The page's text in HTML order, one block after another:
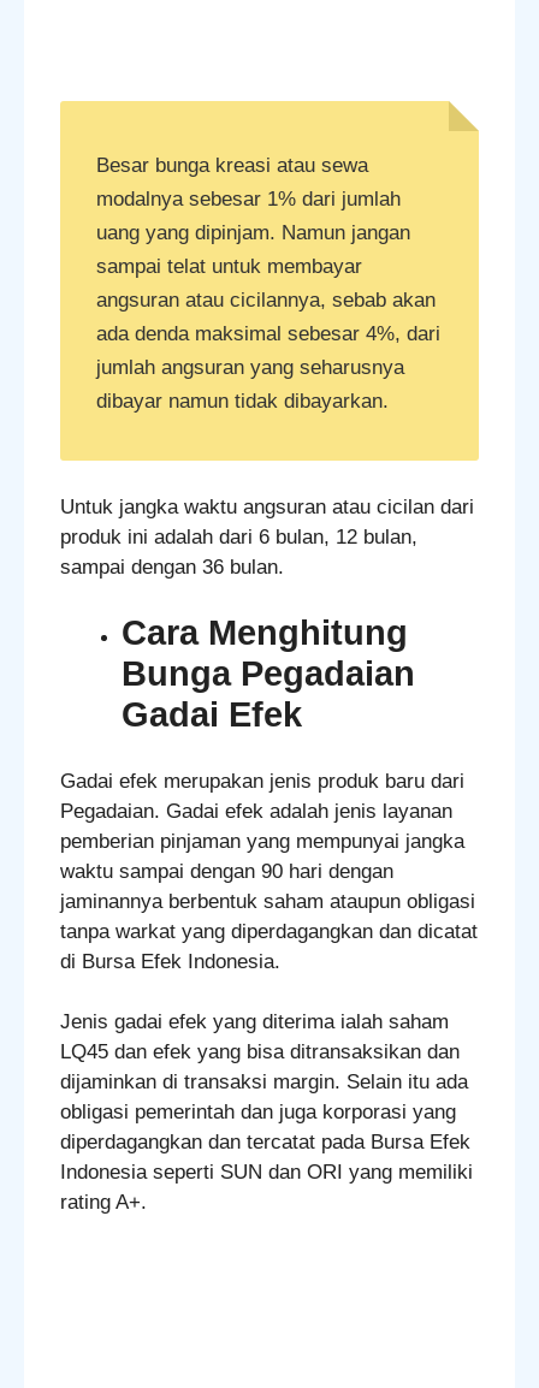
Besar bunga kreasi atau sewa
modalnya sebesar 1% dari jumlah
uang yang dipinjam. Namun jangan
sampai telat untuk membayar
angsuran atau cicilannya, sebab akan
ada denda maksimal sebesar 4%, dari
jumlah angsuran yang seharusnya
dibayar namun tidak dibayarkan.
Untuk jangka waktu angsuran atau cicilan dari
produk ini adalah dari 6 bulan, 12 bulan,
sampai dengan 36 bulan.
Cara Menghitung
Bunga Pegadaian
Gadai Efek
Gadai efek merupakan jenis produk baru dari
Pegadaian. Gadai efek adalah jenis layanan
pemberian pinjaman yang mempunyai jangka
waktu sampai dengan 90 hari dengan
jaminannya berbentuk saham ataupun obligasi
tanpa warkat yang diperdagangkan dan dicatat
di Bursa Efek Indonesia.
Jenis gadai efek yang diterima ialah saham
LQ45 dan efek yang bisa ditransaksikan dan
dijaminkan di transaksi margin. Selain itu ada
obligasi pemerintah dan juga korporasi yang
diperdagangkan dan tercatat pada Bursa Efek
Indonesia seperti SUN dan ORI yang memiliki
rating A+.